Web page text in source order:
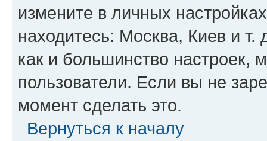
измените в личных
находитесь: Москва, Киев и т.
как и большинство настроек,
пользователи. Если вы не
момент сделать это.
Вернуться к началу